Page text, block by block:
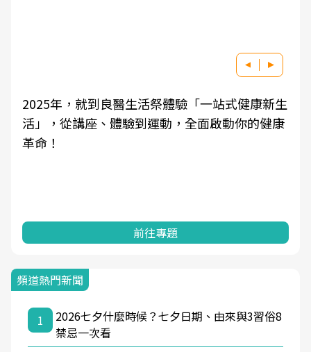
2025年，就到良醫生活祭體驗「一站式健康新生
活」，從講座、體驗到運動，全面啟動你的健康
革命！
前往專題
頻道熱門新聞
1
2026七夕什麼時候？七夕日期、由來與3習俗8
禁忌一次看